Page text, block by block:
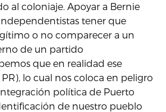
al coloniaje. Apoyar a Bernie
tener que
o no comparecer a un
de un partido
que en realidad ese
lo cual nos coloca en peligro
política de Puerto
de nuestro pueblo